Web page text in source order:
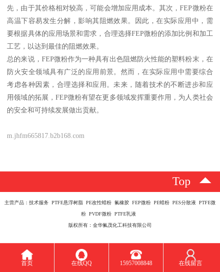
先，由于其价格相对较高，可能会增加应用成本。其次，FEP微粉在
高温下容易发生分解，影响其阻燃效果。因此，在实际应用中，需
要根据具体的应用场景和需求，合理选择FEP微粉的添加比例和加工
工艺，以达到最佳的阻燃效果。
总的来说，FEP微粉作为一种具有出色阻燃防火性能的塑料粉末，在
防火安全领域具有广泛的应用前景。然而，在实际应用中需要综合
考虑各种因素，合理选择和应用。未来，随着技术的不断进步和应
用领域的拓展，FEP微粉有望在更多领域发挥重要作用，为人类社会
的安全和可持续发展做出贡献。
m.jhfm665817.b2b168.com
Top
主营产品：技术服务 PTFE悬浮树脂 PE改性蜡粉 氟橡胶 FEP微粉 PE蜡粉 PES分散液 PTFE微
粉 PVDF微粉 PTFE乳液
版权所有：金华氟茂化工科技有限公司
首页 在线QQ 15957008848 在线留言